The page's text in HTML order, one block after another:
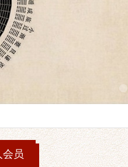
会员